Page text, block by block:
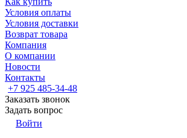
Условия оплаты
Условия доставки
Возврат товара
Компания
О компании
Новости
Контакты
+7 925 485-34-48
Заказать звонок
Задать вопрос
Войти